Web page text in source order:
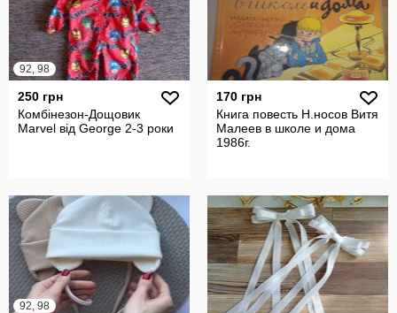
92, 98
250 грн
Комбінезон-Дощовик
Marvel від George 2-3 роки
170 грн
Книга повесть Н.носов Витя
Малеев в школе и дома
1986г.
92, 98